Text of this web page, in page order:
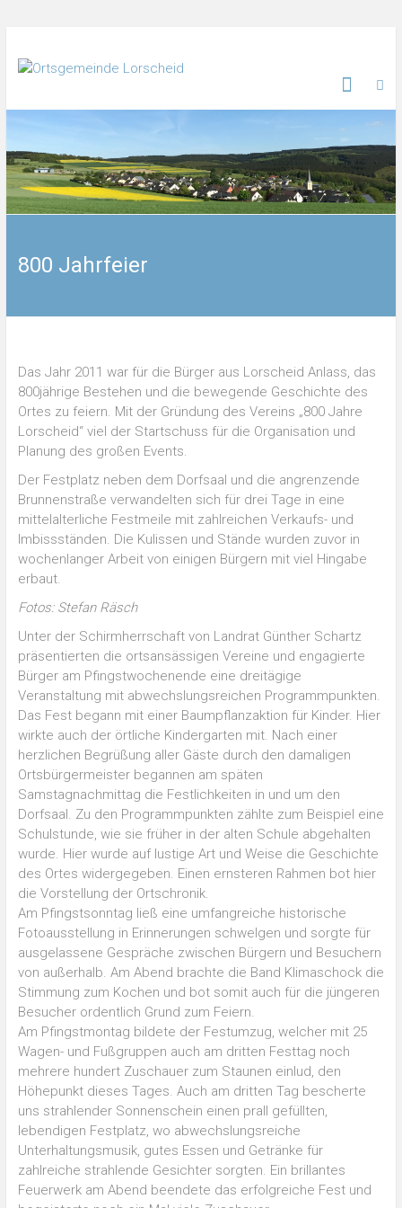
800 Jahrfeier
Das Jahr 2011 war für die Bürger aus Lorscheid Anlass, das
800jährige Bestehen und die bewegende Geschichte des
Ortes zu feiern. Mit der Gründung des Vereins „800 Jahre
Lorscheid“ viel der Startschuss für die Organisation und
Planung des großen Events.
Der Festplatz neben dem Dorfsaal und die angrenzende
Brunnenstraße verwandelten sich für drei Tage in eine
mittelalterliche Festmeile mit zahlreichen Verkaufs- und
Imbissständen. Die Kulissen und Stände wurden zuvor in
wochenlanger Arbeit von einigen Bürgern mit viel Hingabe
erbaut.
Fotos: Stefan Räsch
Unter der Schirmherrschaft von Landrat Günther Schartz
präsentierten die ortsansässigen Vereine und engagierte
Bürger am Pfingstwochenende eine dreitägige
Veranstaltung mit abwechslungsreichen Programmpunkten.
Das Fest begann mit einer Baumpflanzaktion für Kinder. Hier
wirkte auch der örtliche Kindergarten mit. Nach einer
herzlichen Begrüßung aller Gäste durch den damaligen
Ortsbürgermeister begannen am späten
Samstagnachmittag die Festlichkeiten in und um den
Dorfsaal. Zu den Programmpunkten zählte zum Beispiel eine
Schulstunde, wie sie früher in der alten Schule abgehalten
wurde. Hier wurde auf lustige Art und Weise die Geschichte
des Ortes widergegeben. Einen ernsteren Rahmen bot hier
die Vorstellung der Ortschronik.
Am Pfingstsonntag ließ eine umfangreiche historische
Fotoausstellung in Erinnerungen schwelgen und sorgte für
ausgelassene Gespräche zwischen Bürgern und Besuchern
von außerhalb. Am Abend brachte die Band Klimaschock die
Stimmung zum Kochen und bot somit auch für die jüngeren
Besucher ordentlich Grund zum Feiern.
Am Pfingstmontag bildete der Festumzug, welcher mit 25
Wagen- und Fußgruppen auch am dritten Festtag noch
mehrere hundert Zuschauer zum Staunen einlud, den
Höhepunkt dieses Tages. Auch am dritten Tag bescherte
uns strahlender Sonnenschein einen prall gefüllten,
lebendigen Festplatz, wo abwechslungsreiche
Unterhaltungsmusik, gutes Essen und Getränke für
zahlreiche strahlende Gesichter sorgten. Ein brillantes
Feuerwerk am Abend beendete das erfolgreiche Fest und